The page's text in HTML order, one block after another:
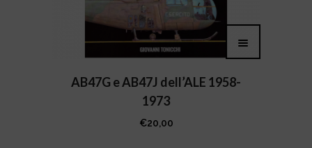
AB47G e AB47J dell’ALE 1958-
1973
€20,00